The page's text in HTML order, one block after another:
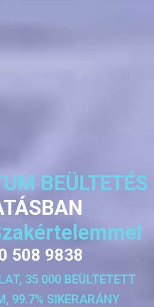
BEÜLTETÉS
508 9838
35 000 BEÜLTETETT
99.7% SIKERARÁNY